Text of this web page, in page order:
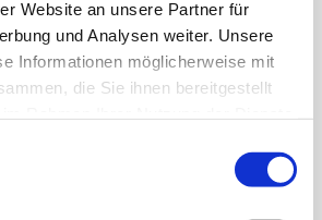
Website an unsere Partner für
und Analysen weiter. Unsere
Informationen möglicherweise mit
die Sie ihnen bereitgestellt